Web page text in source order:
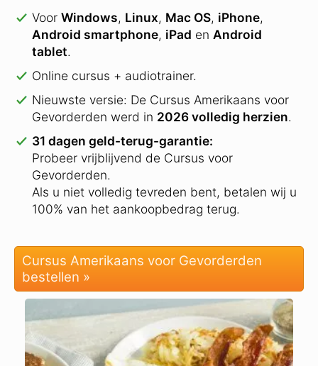
Voor Windows, Linux, Mac OS, iPhone,
Android smartphone, iPad en Android
tablet.
Online cursus + audiotrainer.
Nieuwste versie: De Cursus Amerikaans voor
Gevorderden werd in 2026 volledig herzien.
31 dagen geld-terug-garantie:
Probeer vrijblijvend de Cursus voor
Gevorderden.
Als u niet volledig tevreden bent, betalen wij u
100% van het aankoopbedrag terug.
Cursus Amerikaans voor Gevorderden
bestellen »